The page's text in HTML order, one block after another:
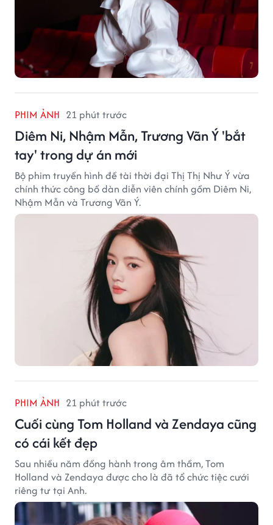
PHIM ẢNH 21 phút trước
Diêm Ni, Nhậm Mẫn, Trương Vãn Ý 'bắt
tay' trong dự án mới
Bộ phim truyền hình đề tài thời đại Thị Thị Như Ý vừa
chính thức công bố dàn diễn viên chính gồm Diêm Ni,
Nhậm Mẫn và Trương Vãn Ý.
PHIM ẢNH 21 phút trước
Cuối cùng Tom Holland và Zendaya cũng
có cái kết đẹp
Sau nhiều năm đồng hành trong âm thầm, Tom
Holland và Zendaya được cho là đã tổ chức tiệc cưới
riêng tư tại Anh.